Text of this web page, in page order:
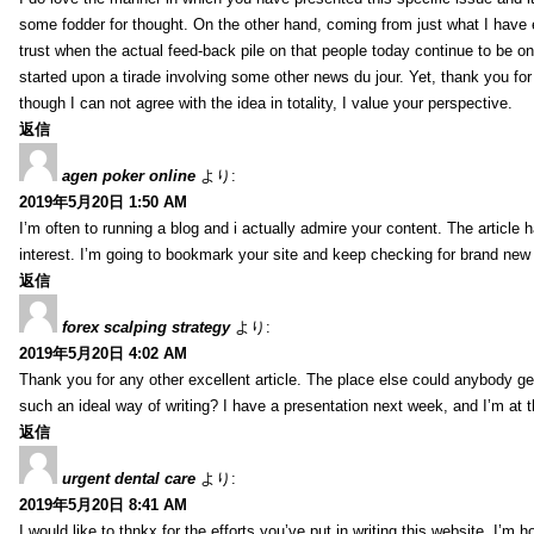
some fodder for thought. On the other hand, coming from just what I have
trust when the actual feed-back pile on that people today continue to be
started upon a tirade involving some other news du jour. Yet, thank you
though I can not agree with the idea in totality, I value your perspective.
返信
agen poker online より:
2019年5月20日 1:50 AM
I’m often to running a blog and i actually admire your content. The article
interest. I’m going to bookmark your site and keep checking for brand
返信
forex scalping strategy より:
2019年5月20日 4:02 AM
Thank you for any other excellent article. The place else could anybody
such an ideal way of writing? I have a presentation next week, and I’m at
返信
urgent dental care より:
2019年5月20日 8:41 AM
I would like to thnkx for the efforts you’ve put in writing this website. I’m